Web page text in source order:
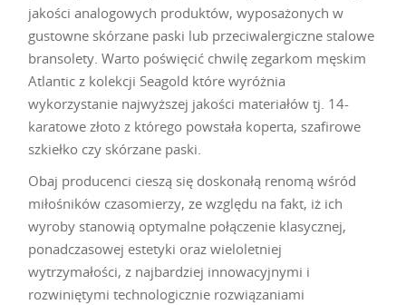
jakości analogowych produktów, wyposażonych w
gustowne skórzane paski lub przeciwalergiczne stalowe
bransolety. Warto poświęcić chwilę zegarkom męskim
Atlantic z kolekcji Seagold które wyróżnia
wykorzystanie najwyższej jakości materiałów tj. 14-
karatowe złoto z którego powstała koperta, szafirowe
szkiełko czy skórzane paski.
Obaj producenci cieszą się doskonałą renomą wśród
miłośników czasomierzy, ze względu na fakt, iż ich
wyroby stanowią optymalne połączenie klasycznej,
ponadczasowej estetyki oraz wieloletniej
wytrzymałości, z najbardziej innowacyjnymi i
rozwiniętymi technologicznie rozwiązaniami